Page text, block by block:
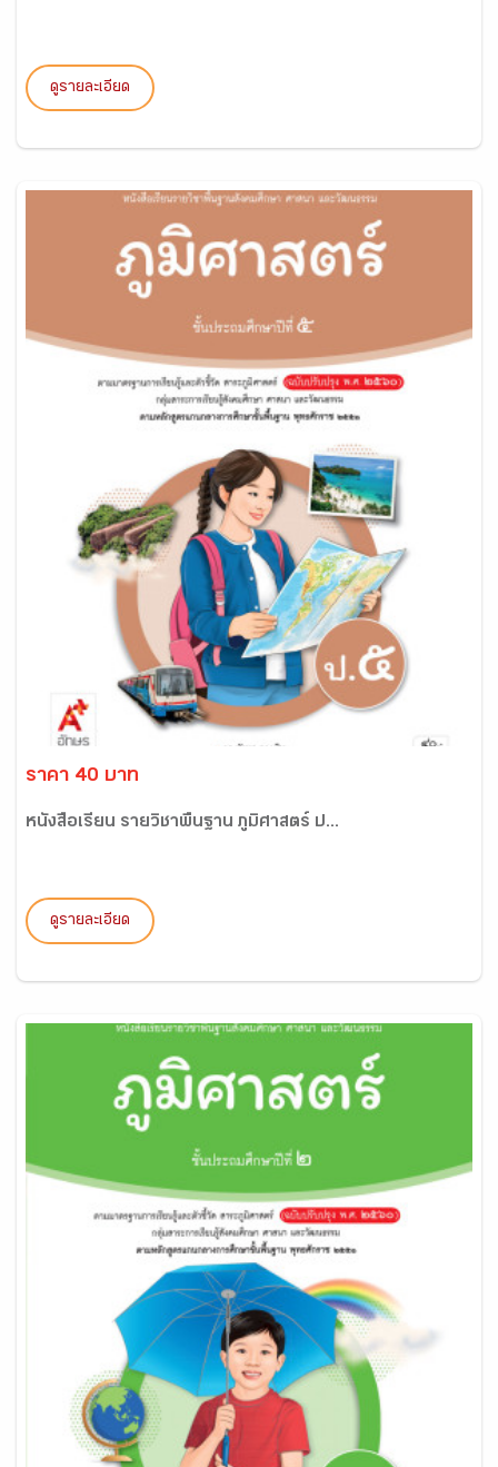
ดูรายละเอียด
ราคา 40 บาท
หนังสือเรียน รายวิชาพื้นฐาน ภูมิศาสตร์ ป...
ดูรายละเอียด